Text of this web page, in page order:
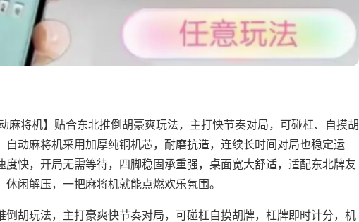
动麻将机】贴合东北推倒胡豪爽玩法，主打快节奏对局，可碰杠、自摸胡
自动麻将机采用加厚纯铜机芯，耐磨抗造，连续长时间对局也稳定运
度快，开局无需等待，四脚稳固承重强，桌面宽大舒适，适配东北牌友
闲解压，一把麻将机就能点燃欢乐氛围。
倒胡玩法，主打豪爽快节奏对局，可碰杠自摸胡牌，杠牌即时计分，机